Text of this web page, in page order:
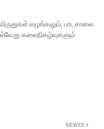
வழங்கலும், பாடசாலை
கலைநிகழ்வுகளும்
NEWER